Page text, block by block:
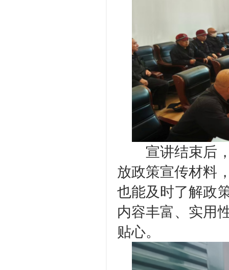
宣讲结束后，
放政策宣传材料
也能及时了解政
内容丰富、实用
贴心。